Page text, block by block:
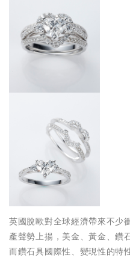
英國脫歐對全球經濟帶來不少
產聲勢上揚，美金、黃金、鑽
而鑽石具國際性、變現性的特